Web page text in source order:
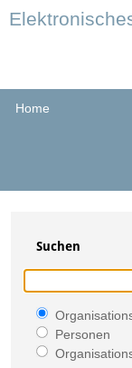
Home
Suchen
Personen